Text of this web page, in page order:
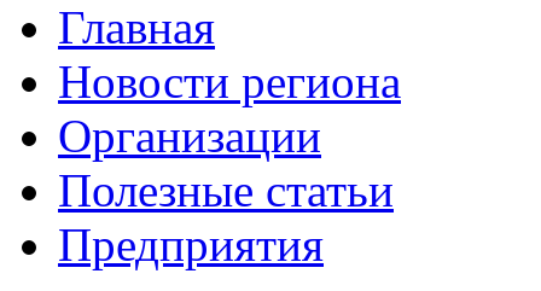
Главная
Новости региона
Организации
Полезные статьи
Предприятия